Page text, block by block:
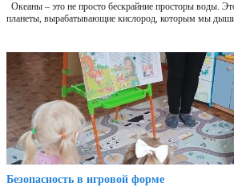
Океаны – это не просто бескрайние просторы воды.
планеты, вырабатывающие кислород, которым мы
Безопасность в игровой форме